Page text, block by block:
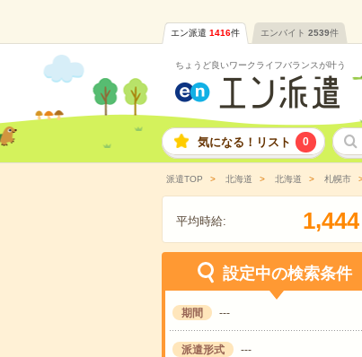
エン派遣 1416件 エンバイト 2539件
ちょうど良いワークライフバランスが叶う
気になる！リスト 0
派遣TOP 北海道 北海道 札幌市
平均時給: 1,444
設定中の検索条件
期間 ---
派遣形式 ---